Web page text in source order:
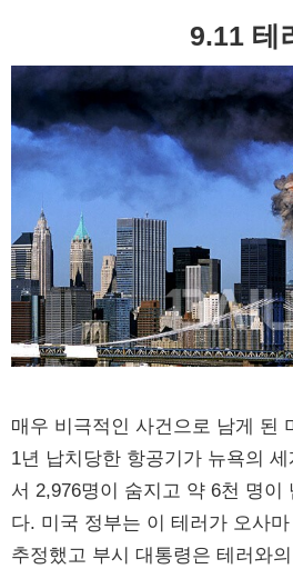
9.11 테
매우 비극적인 사건으로 남게 된
1년 납치당한 항공기가 뉴욕의
서 2,976명이 숨지고 약 6천 명이
다. 미국 정부는 이 테러가 오사
추정했고 부시 대통령은 테러와